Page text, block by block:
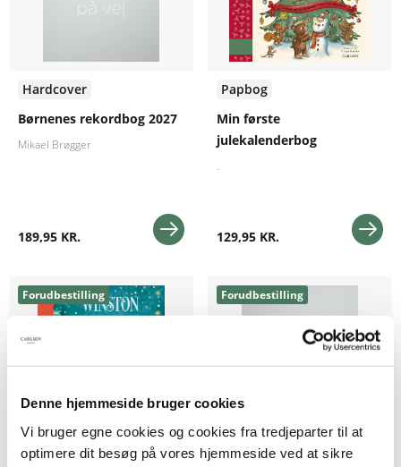
Denne hjemmeside bruger cookies
Vi bruger egne cookies og cookies fra tredjeparter til at
optimere dit besøg på vores hjemmeside ved at sikre
Hardcover
Børnenes rekordbog 2027
Mikael Brøgger
189,95 KR.
Papbog
Min første
julekalenderbog
.
129,95 KR.
Forudbestilling Forudbestilling